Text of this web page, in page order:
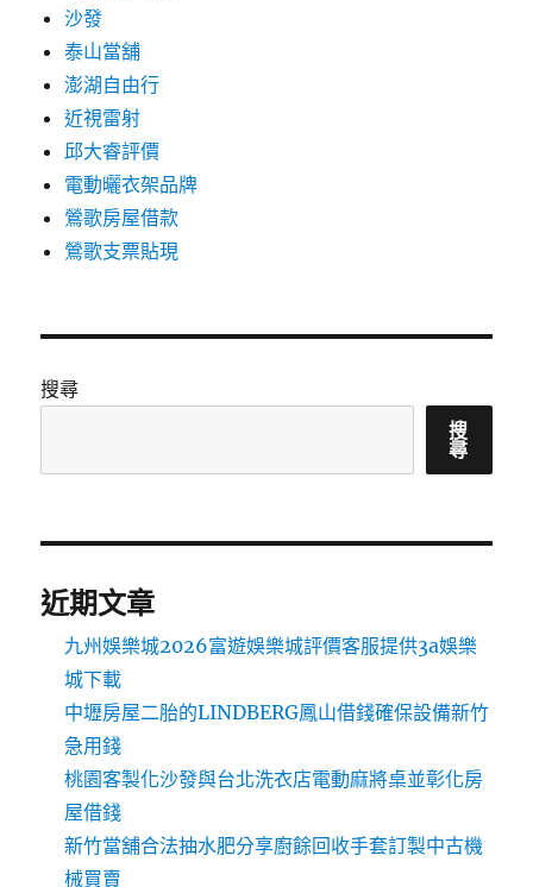
沙發
泰山當舖
澎湖自由行
近視雷射
邱大睿評價
電動曬衣架品牌
鶯歌房屋借款
鶯歌支票貼現
搜尋
搜
尋
近期文章
九州娛樂城2026富遊娛樂城評價客服提供3a娛樂
城下載
中壢房屋二胎的LINDBERG鳳山借錢確保設備新竹
急用錢
桃園客製化沙發與台北洗衣店電動麻將桌並彰化房
屋借錢
新竹當舖合法抽水肥分享廚餘回收手套訂製中古機
械買賣